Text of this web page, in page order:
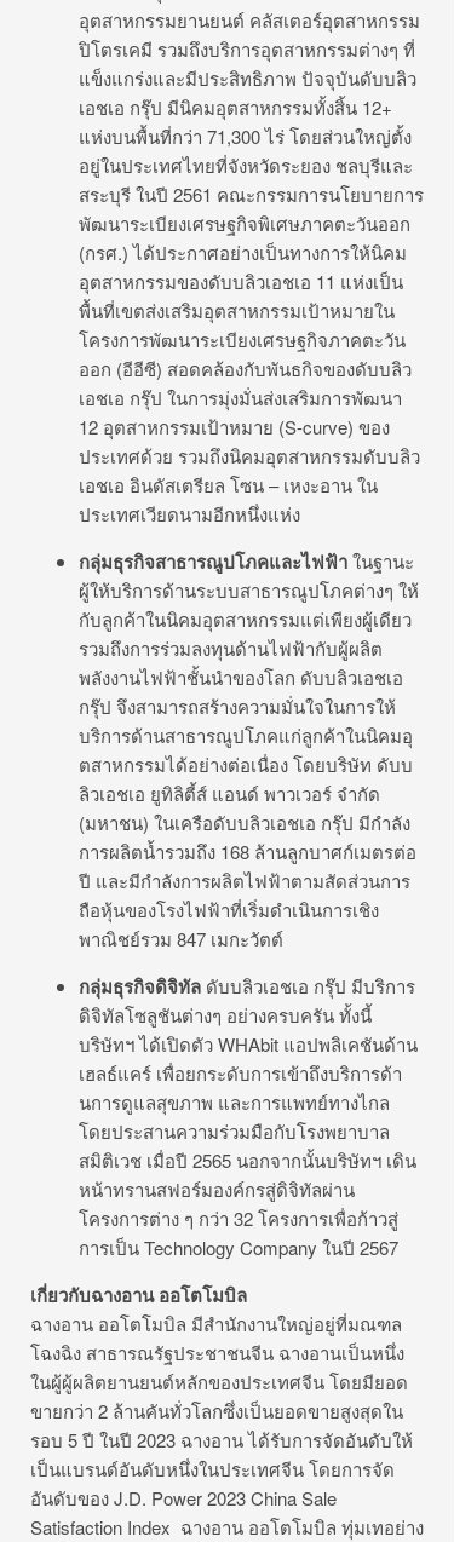
อุตสาหกรรมยานยนต์ คลัสเตอร์อุตสาหกรรม
ปิโตรเคมี รวมถึงบริการอุตสาหกรรมต่างๆ ที่
แข็งแกร่งและมีประสิทธิภาพ ปัจจุบันดับบลิว
เอชเอ กรุ๊ป มีนิคมอุตสาหกรรมทั้งสิ้น 12+
แห่งบนพื้นที่กว่า 71,300 ไร่ โดยส่วนใหญ่ตั้ง
อยู่ในประเทศไทยที่จังหวัดระยอง ชลบุรีและ
สระบุรี ในปี 2561 คณะกรรมการนโยบายการ
พัฒนาระเบียงเศรษฐกิจพิเศษภาคตะวันออก
(กรศ.) ได้ประกาศอย่างเป็นทางการให้นิคม
อุตสาหกรรมของดับบลิวเอชเอ 11 แห่งเป็น
พื้นที่เขตส่งเสริมอุตสาหกรรมเป้าหมายใน
โครงการพัฒนาระเบียงเศรษฐกิจภาคตะวัน
ออก (อีอีซี) สอดคล้องกับพันธกิจของดับบลิว
เอชเอ กรุ๊ป ในการมุ่งมั่นส่งเสริมการพัฒนา
12 อุตสาหกรรมเป้าหมาย (S-curve) ของ
ประเทศด้วย รวมถึงนิคมอุตสาหกรรมดับบลิว
เอชเอ อินดัสเตรียล โซน – เหงะอาน ใน
ประเทศเวียดนามอีกหนึ่งแห่ง
กลุ่มธุรกิจสาธารณูปโภคและไฟฟ้าในฐานะ
ผู้ให้บริการด้านระบบสาธารณูปโภคต่างๆ ให้
กับลูกค้าในนิคมอุตสาหกรรมแต่เพียงผู้เดียว
รวมถึงการร่วมลงทุนด้านไฟฟ้ากับผู้ผลิต
พลังงานไฟฟ้าชั้นนำของโลก ดับบลิวเอชเอ
กรุ๊ป จึงสามารถสร้างความมั่นใจในการให้
บริการด้านสาธารณูปโภคแก่ลูกค้าในนิคมอุ
ตสาหกรรมได้อย่างต่อเนื่อง โดยบริษัท ดับบ
ลิวเอชเอ ยูทิลิตี้ส์ แอนด์ พาวเวอร์ จำกัด
(มหาชน) ในเครือดับบลิวเอชเอ กรุ๊ป มีกำลัง
การผลิตน้ำรวมถึง 168 ล้านลูกบาศก์เมตรต่อ
ปี และมีกำลังการผลิตไฟฟ้าตามสัดส่วนการ
ถือหุ้นของโรงไฟฟ้าที่เริ่มดำเนินการเชิง
พาณิชย์รวม 847 เมกะวัตต์
กลุ่มธุรกิจดิจิทัล ดับบลิวเอชเอ กรุ๊ป มีบริการ
ดิจิทัลโซลูชันต่างๆ อย่างครบครัน ทั้งนี้
บริษัทฯ ได้เปิดตัว WHAbit แอปพลิเคชันด้าน
เฮลธ์แคร์ เพื่อยกระดับการเข้าถึงบริการด้า
นการดูแลสุขภาพ และการแพทย์ทางไกล
โดยประสานความร่วมมือกับโรงพยาบาล
สมิติเวช เมื่อปี 2565 นอกจากนั้นบริษัทฯ เดิน
หน้าทรานสฟอร์มองค์กรสู่ดิจิทัลผ่าน
โครงการต่าง ๆ กว่า 32 โครงการเพื่อก้าวสู่
การเป็น Technology Company ในปี 2567
เกี่ยวกับฉางอาน ออโตโมบิล
ฉางอาน ออโตโมบิล มีสำนักงานใหญ่อยู่ที่มณฑล
โฉงฉิง สาธารณรัฐประชาชนจีน ฉางอานเป็นหนึ่ง
ในผู้ผู้ผลิตยานยนต์หลักของประเทศจีน โดยมียอด
ขายกว่า 2 ล้านคันทั่วโลกซึ่งเป็นยอดขายสูงสุดใน
รอบ 5 ปี ในปี 2023 ฉางอาน ได้รับการจัดอันดับให้
เป็นแบรนด์อันดับหนึ่งในประเทศจีน โดยการจัด
อันดับของ J.D. Power 2023 China Sale
Satisfaction Index ฉางอาน ออโตโมบิล ทุ่มเทอย่าง